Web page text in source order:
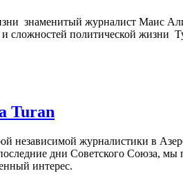
знаменитый журналист Маис
политической жизни
Turan
независимой журналистики в
дни Советского Союза,
интерес.